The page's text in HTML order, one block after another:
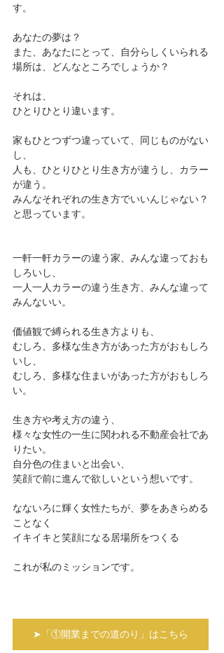
す。
あなたの夢は？
また、あなたにとって、自分らしくいられる
場所は、どんなところでしょうか？
それは、
ひとりひとり違います。
家もひとつずつ違っていて、同じものがない
し、
人も、ひとりひとり生き方が違うし、カラー
が違う。
みんなそれぞれの生き方でいいんじゃない？
と思っています。
一軒一軒カラーの違う家、みんな違っておも
しろいし、
一人一人カラーの違う生き方、みんな違って
みんないい。
価値観で縛られる生き方よりも、
むしろ、多様な生き方があった方がおもしろ
いし、
むしろ、多様な住まいがあった方がおもしろ
い。
生き方や考え方の違う、
様々な女性の一生に関われる不動産会社であ
りたい。
自分色の住まいと出会い、
笑顔で前に進んで欲しいという想いです。
なないろに輝く女性たちが、夢をあきらめる
ことなく
イキイキと笑顔になる居場所をつくる
これが私のミッションです。
➤「①開業までの道のり」はこちら